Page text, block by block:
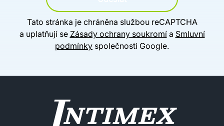
Tato stránka je chráněna službou reCAPTCHA
a uplatňují se Zásady ochrany soukromía Smluvní
podmínky společnosti Google.